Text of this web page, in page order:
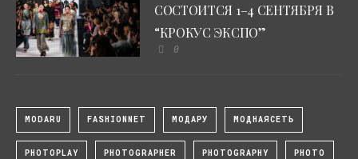
СОСТОИТСЯ 1–4 СЕНТЯБРЯ В
“КРОКУС ЭКСПО”
0
MODARU FASHIONNET МОДАРУ МОДНАЯСЕТЬ
PHOTOPLAY PHOTOGRAPHER PHOTOGRAPHY PHOTO